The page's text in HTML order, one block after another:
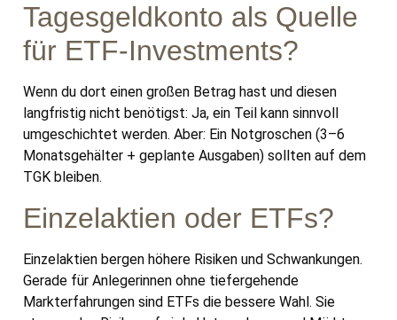
Tagesgeldkonto als Quelle
für ETF-Investments?
Wenn du dort einen großen Betrag hast und diesen
langfristig nicht benötigst: Ja, ein Teil kann sinnvoll
umgeschichtet werden. Aber: Ein Notgroschen (3–6
Monatsgehälter + geplante Ausgaben) sollten auf dem
TGK bleiben.
Einzelaktien oder ETFs?
Einzelaktien bergen höhere Risiken und Schwankungen.
Gerade für Anlegerinnen ohne tiefergehende
Markterfahrungen sind ETFs die bessere Wahl. Sie